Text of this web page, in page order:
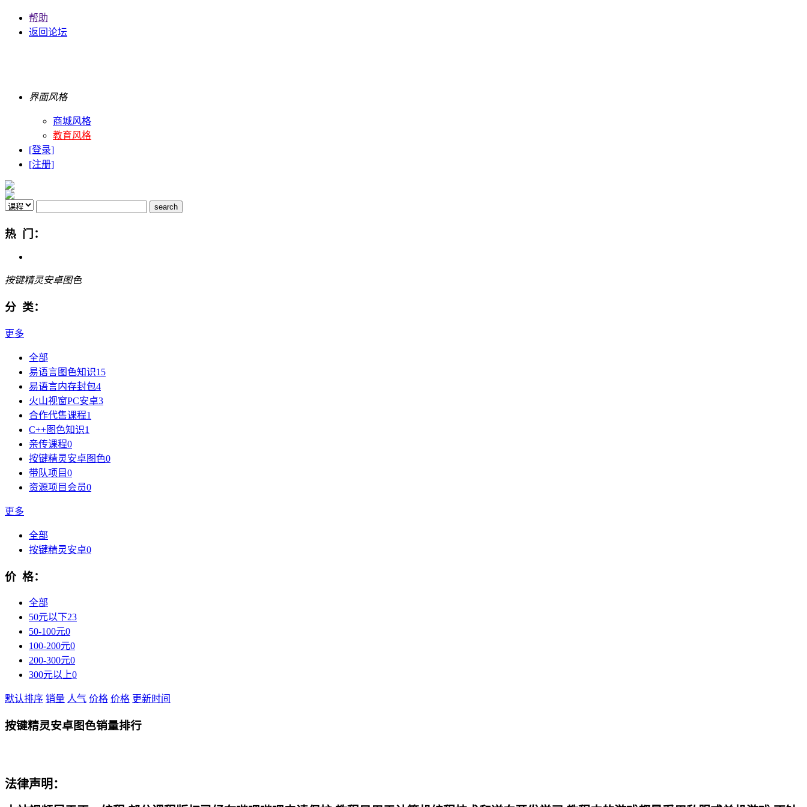
帮助
返回论坛
界面风格
商城风格
教育风格
[登录]
[注册]
热 门：
按键精灵安卓图色
分 类：
更多
全部
易语言图色知识15
易语言内存封包4
火山视窗PC安卓3
合作代售课程1
C++图色知识1
亲传课程0
按键精灵安卓图色0
带队项目0
资源项目会员0
更多
全部
按键精灵安卓0
价 格：
全部
50元以下23
50-100元0
100-200元0
200-300元0
300元以上0
默认排序 销量 人气 价格 价格 更新时间
按键精灵安卓图色销量排行
法律声明：